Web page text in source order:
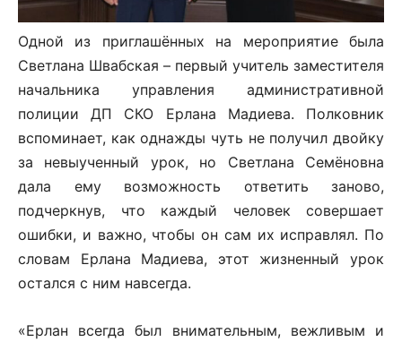
Одной из приглашённых на мероприятие была
Светлана Швабская – первый учитель заместителя
начальника управления административной
полиции ДП СКО Ерлана Мадиева. Полковник
вспоминает, как однажды чуть не получил двойку
за невыученный урок, но Светлана Семёновна
дала ему возможность ответить заново,
подчеркнув, что каждый человек совершает
ошибки, и важно, чтобы он сам их исправлял. По
словам Ерлана Мадиева, этот жизненный урок
остался с ним навсегда.
«Ерлан всегда был внимательным, вежливым и